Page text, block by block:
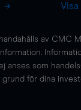
av CMC
anses som
för dina